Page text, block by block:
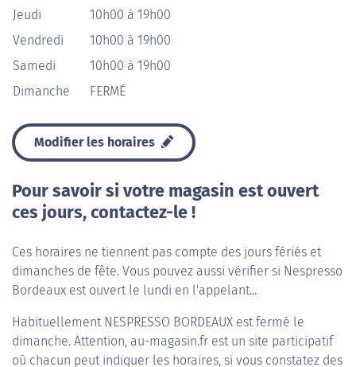
Jeudi
10h00 à 19h00
Vendredi
10h00 à 19h00
Samedi
10h00 à 19h00
Dimanche
FERMÉ
Modifier les horaires
Pour savoir si votre magasin est ouvert
ces jours, contactez-le !
Ces horaires ne tiennent pas compte des jours fériés et
dimanches de fête. Vous pouvez aussi vérifier si Nespresso
Bordeaux est ouvert le lundi en l'appelant...
Habituellement NESPRESSO BORDEAUX est fermé le
dimanche. Attention, au-magasin.fr est un site participatif
où chacun peut indiquer les horaires, si vous constatez des